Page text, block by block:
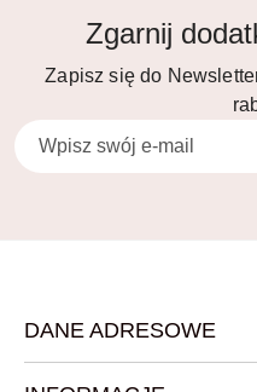
Zgarnij
Zapisz się do
DANE ADRESOWE